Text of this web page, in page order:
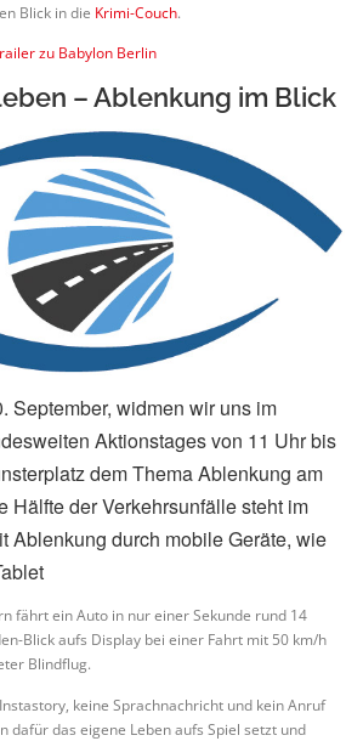
Blick in die Krimi-Couch.
zu Babylon Berlin
– Ablenkung im Blick
September, widmen wir uns im
Aktionstages von 11 Uhr bis
dem Thema Ablenkung am
Hälfte der Verkehrsunfälle steht im
Ablenkung durch mobile Geräte, wie
fährt ein Auto in nur einer Sekunde rund 14
Blick aufs Display bei einer Fahrt mit 50 km/h
Blindflug.
keine Sprachnachricht und kein Anruf
dafür das eigene Leben aufs Spiel setzt und